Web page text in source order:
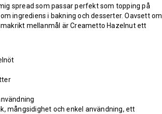
spread som passar perfekt som topping på
ingrediens i bakning och desserter. Oavsett om
mellanmål är Creametto Hazelnut ett
mångsidighet och enkel användning, ett